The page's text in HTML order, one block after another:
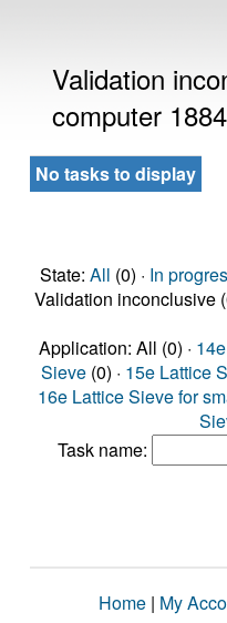
Validation
computer
No tasks to display
State: All (0) · In
Validation inconclusive
Application: All (0) ·
Sieve (0) · 15e Lattice
16e Lattice Sieve for
Task name:
Home | My